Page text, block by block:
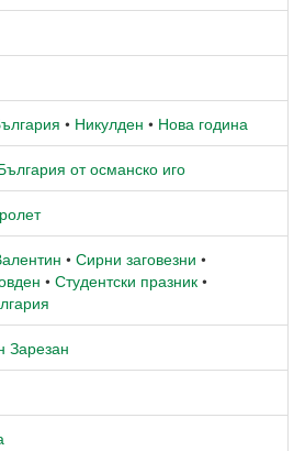
• Никулден • Нова година
от османско иго
• Сирни заговезни •
• Студентски празник •
Зарезан